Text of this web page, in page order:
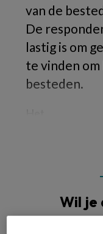
van de
De
lastig is om
te vinden
besteden.
Wil je